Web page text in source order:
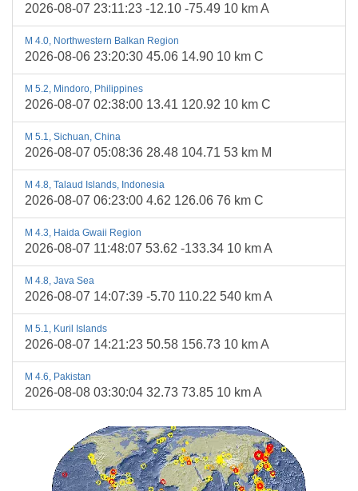
2026-08-07 23:11:23 -12.10 -75.49 10 km A
M 4.0, Northwestern Balkan Region
2026-08-06 23:20:30 45.06 14.90 10 km C
M 5.2, Mindoro, Philippines
2026-08-07 02:38:00 13.41 120.92 10 km C
M 5.1, Sichuan, China
2026-08-07 05:08:36 28.48 104.71 53 km M
M 4.8, Talaud Islands, Indonesia
2026-08-07 06:23:00 4.62 126.06 76 km C
M 4.3, Haida Gwaii Region
2026-08-07 11:48:07 53.62 -133.34 10 km A
M 4.8, Java Sea
2026-08-07 14:07:39 -5.70 110.22 540 km A
M 5.1, Kuril Islands
2026-08-07 14:21:23 50.58 156.73 10 km A
M 4.6, Pakistan
2026-08-08 03:30:04 32.73 73.85 10 km A